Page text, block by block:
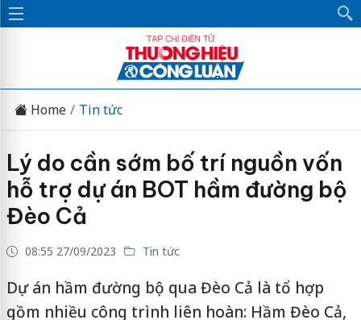
Home Tin tức
Lý do cần sớm bố trí nguồn vốn
hỗ trợ dự án BOT hầm đường bộ
Đèo Cả
08:55 27/09/2023 Tin tức
Dự án hầm đường bộ qua Đèo Cả là tổ hợp
gồm nhiều công trình liên hoàn: Hầm Đèo Cả,